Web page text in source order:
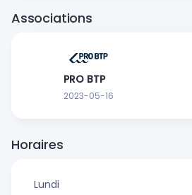
Associations
PRO BTP
2023-05-16
Horaires
Lundi